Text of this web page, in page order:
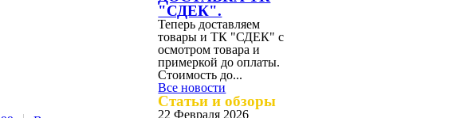
"СДЕК".
Теперь доставляем
товары и ТК "СДЕК" с
осмотром товара и
примеркой до оплаты.
Стоимость до...
Все новости
Статьи и обзоры
22 Февраля 2026